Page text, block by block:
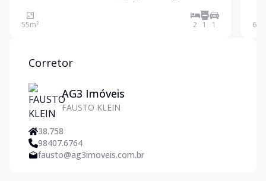
Semimobiliada, ótima localização, agende a sua
visita. Valores sujeitos a alteração sem aviso prévio
55m² 2 1 1 64
Corretor
AG3 Imóveis
FAUSTO KLEIN
38.758
98407.6764
fausto@ag3imoveis.com.br